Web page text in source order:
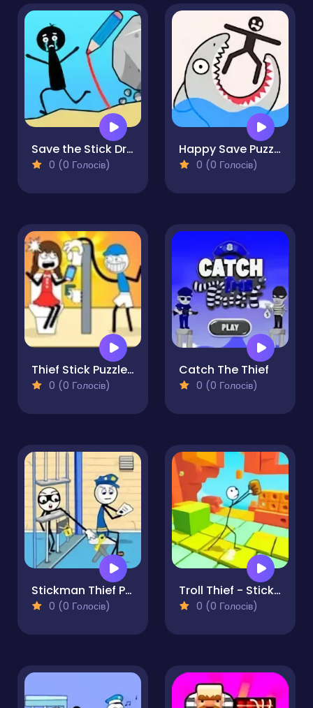
Save the Stick Draw Line
0 (0 Голосів)
Happy Save Puzzle
0 (0 Голосів)
Thief Stick Puzzle Man Escape
0 (0 Голосів)
Catch The Thief
0 (0 Голосів)
Stickman Thief Puzzle
0 (0 Голосів)
Troll Thief - Stickman
0 (0 Голосів)